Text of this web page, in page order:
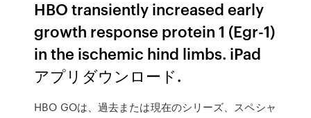
HBO transiently increased early
growth response protein 1 (Egr-1)
in the ischemic hind limbs. iPad
アプリダウンロード.
HBO GOは、過去または現在のシリーズ、スペシャ